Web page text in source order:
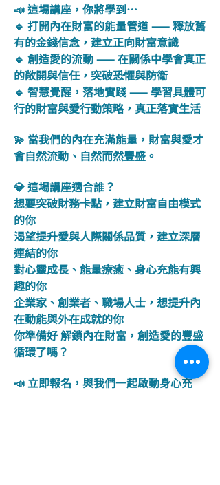
📣 這場講座，你將學到…
🔹 打開內在財富的能量管道 —— 釋放舊
有的金錢信念，建立正向財富意識
🔹 創造愛的流動 —— 在關係中學會真正
的敞開與信任，突破恐懼與防衛
🔹 智慧覺醒，落地實踐 —— 學習具體可
行的財富與愛行動策略，真正落實生活
💫 當我們的內在充滿能量，財富與愛才
會自然流動、自然而然豐盛。
💎 這場講座適合誰？
想要突破財務卡點，建立財富自由模式
的你
渴望提升愛與人際關係品質，建立深層
連結的你
對心靈成長、能量療癒、身心充能有興
趣的你
企業家、創業者、職場人士，想提升內
在動能與外在成就的你
你準備好 解鎖內在財富，創造愛的豐盛
循環了嗎？
📣 立即報名，與我們一起啟動身心充